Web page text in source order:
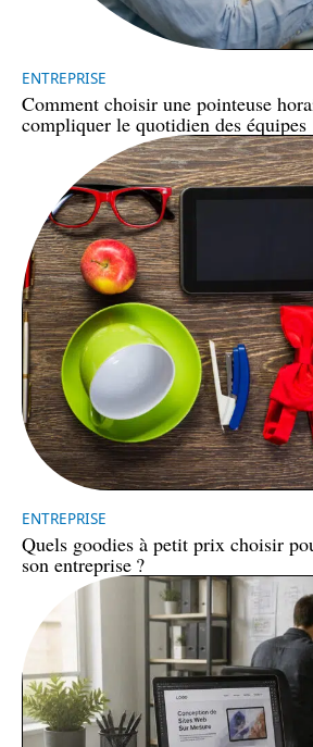
ENTREPRISE
Comment choisir une pointeuse
compliquer le quotidien des équipes
ENTREPRISE
Quels goodies à petit prix choisir
son entreprise ?